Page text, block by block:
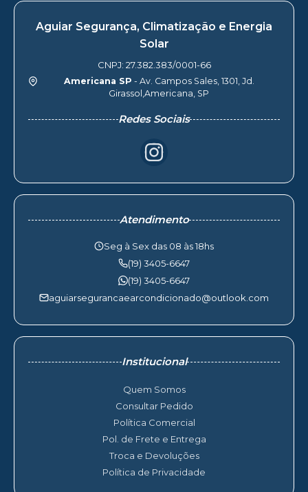
Aguiar Segurança, Climatização e Energia
Solar
CNPJ: 27.382.383/0001-66
Americana SP - Av. Campos Sales, 1301, Jd.
Girassol,Americana, SP
Redes Sociais
Atendimento
Seg à Sex das 08 às 18hs
(19) 3405-6647
(19) 3405-6647
aguiarsegurancaearcondicionado@outlook.com
Institucional
Quem Somos
Consultar Pedido
Política Comercial
Pol. de Frete e Entrega
Troca e Devoluções
Política de Privacidade